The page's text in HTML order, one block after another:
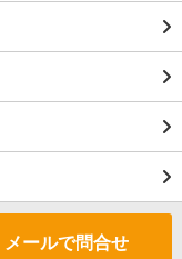
メールで問合せ